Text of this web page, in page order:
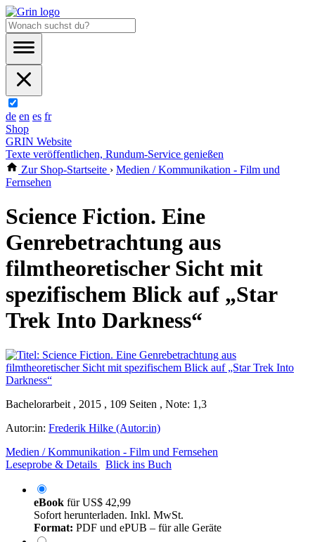
de en es fr
Shop
GRIN Website
Texte veröffentlichen, Rundum-Service genießen
Zur Shop-Startseite › Medien / Kommunikation - Film und
Fernsehen
Science Fiction. Eine
Genrebetrachtung aus
filmtheoretischer Sicht mit
spezifischem Blick auf „Star
Trek Into Darkness“
Bachelorarbeit , 2015 , 109 Seiten , Note: 1,3
Autor:in: Frederik Hilke (Autor:in)
Medien / Kommunikation - Film und Fernsehen
Leseprobe & Details
Blick ins Buch
eBook fürUS$ 42,99
Sofort herunterladen. Inkl. MwSt.
Format: PDF und ePUB – für alle Geräte